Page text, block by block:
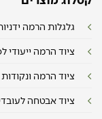
גלגלות הרמה
ציוד הרמה ייעודי
ציוד הרמה ונקודות
ציוד אבטחה